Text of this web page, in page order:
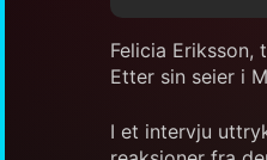
Felicia Eriksson,
Etter sin seier i
I et intervju